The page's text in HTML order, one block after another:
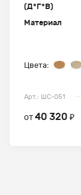
(Д*Г*В)
Материал
Цвета:
Арт.: ШС-051
от40 320 ₽